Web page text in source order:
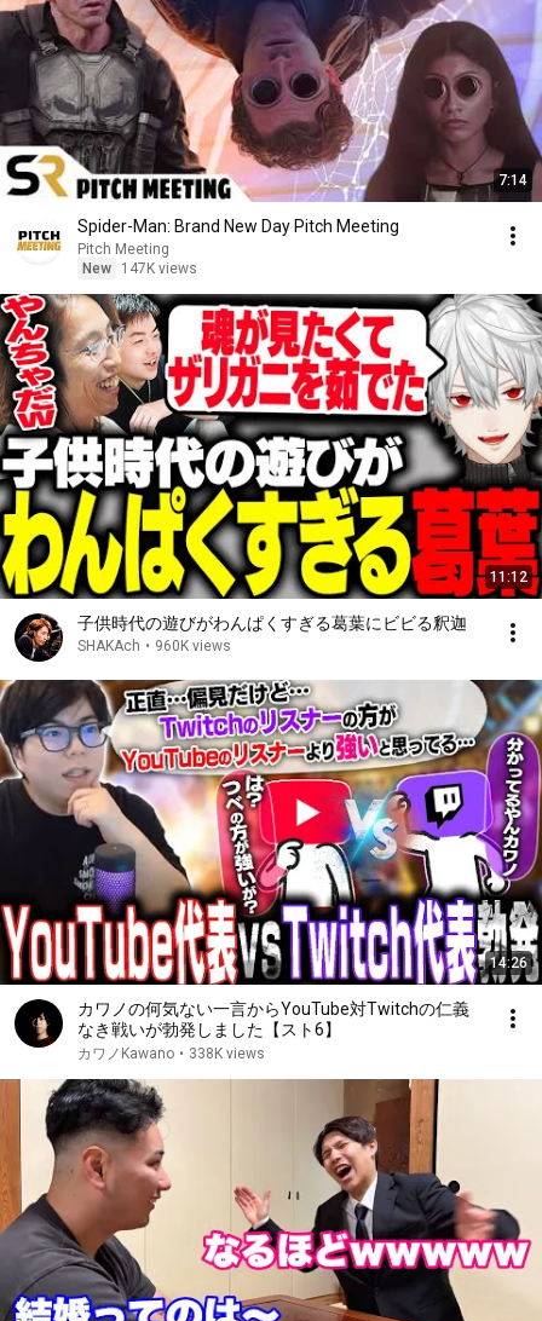
7:14
Spider-Man: Brand New Day Pitch Meeting
Pitch Meeting
New
147K views
11:12
子供時代の遊びがわんぱくすぎる葛葉にビビる釈迦
SHAKAch • 960K views
14:26
カワノの何気ない一言からYouTube対Twitchの仁義
なき戦いが勃発しました【スト6】
カワノKawano • 338K views